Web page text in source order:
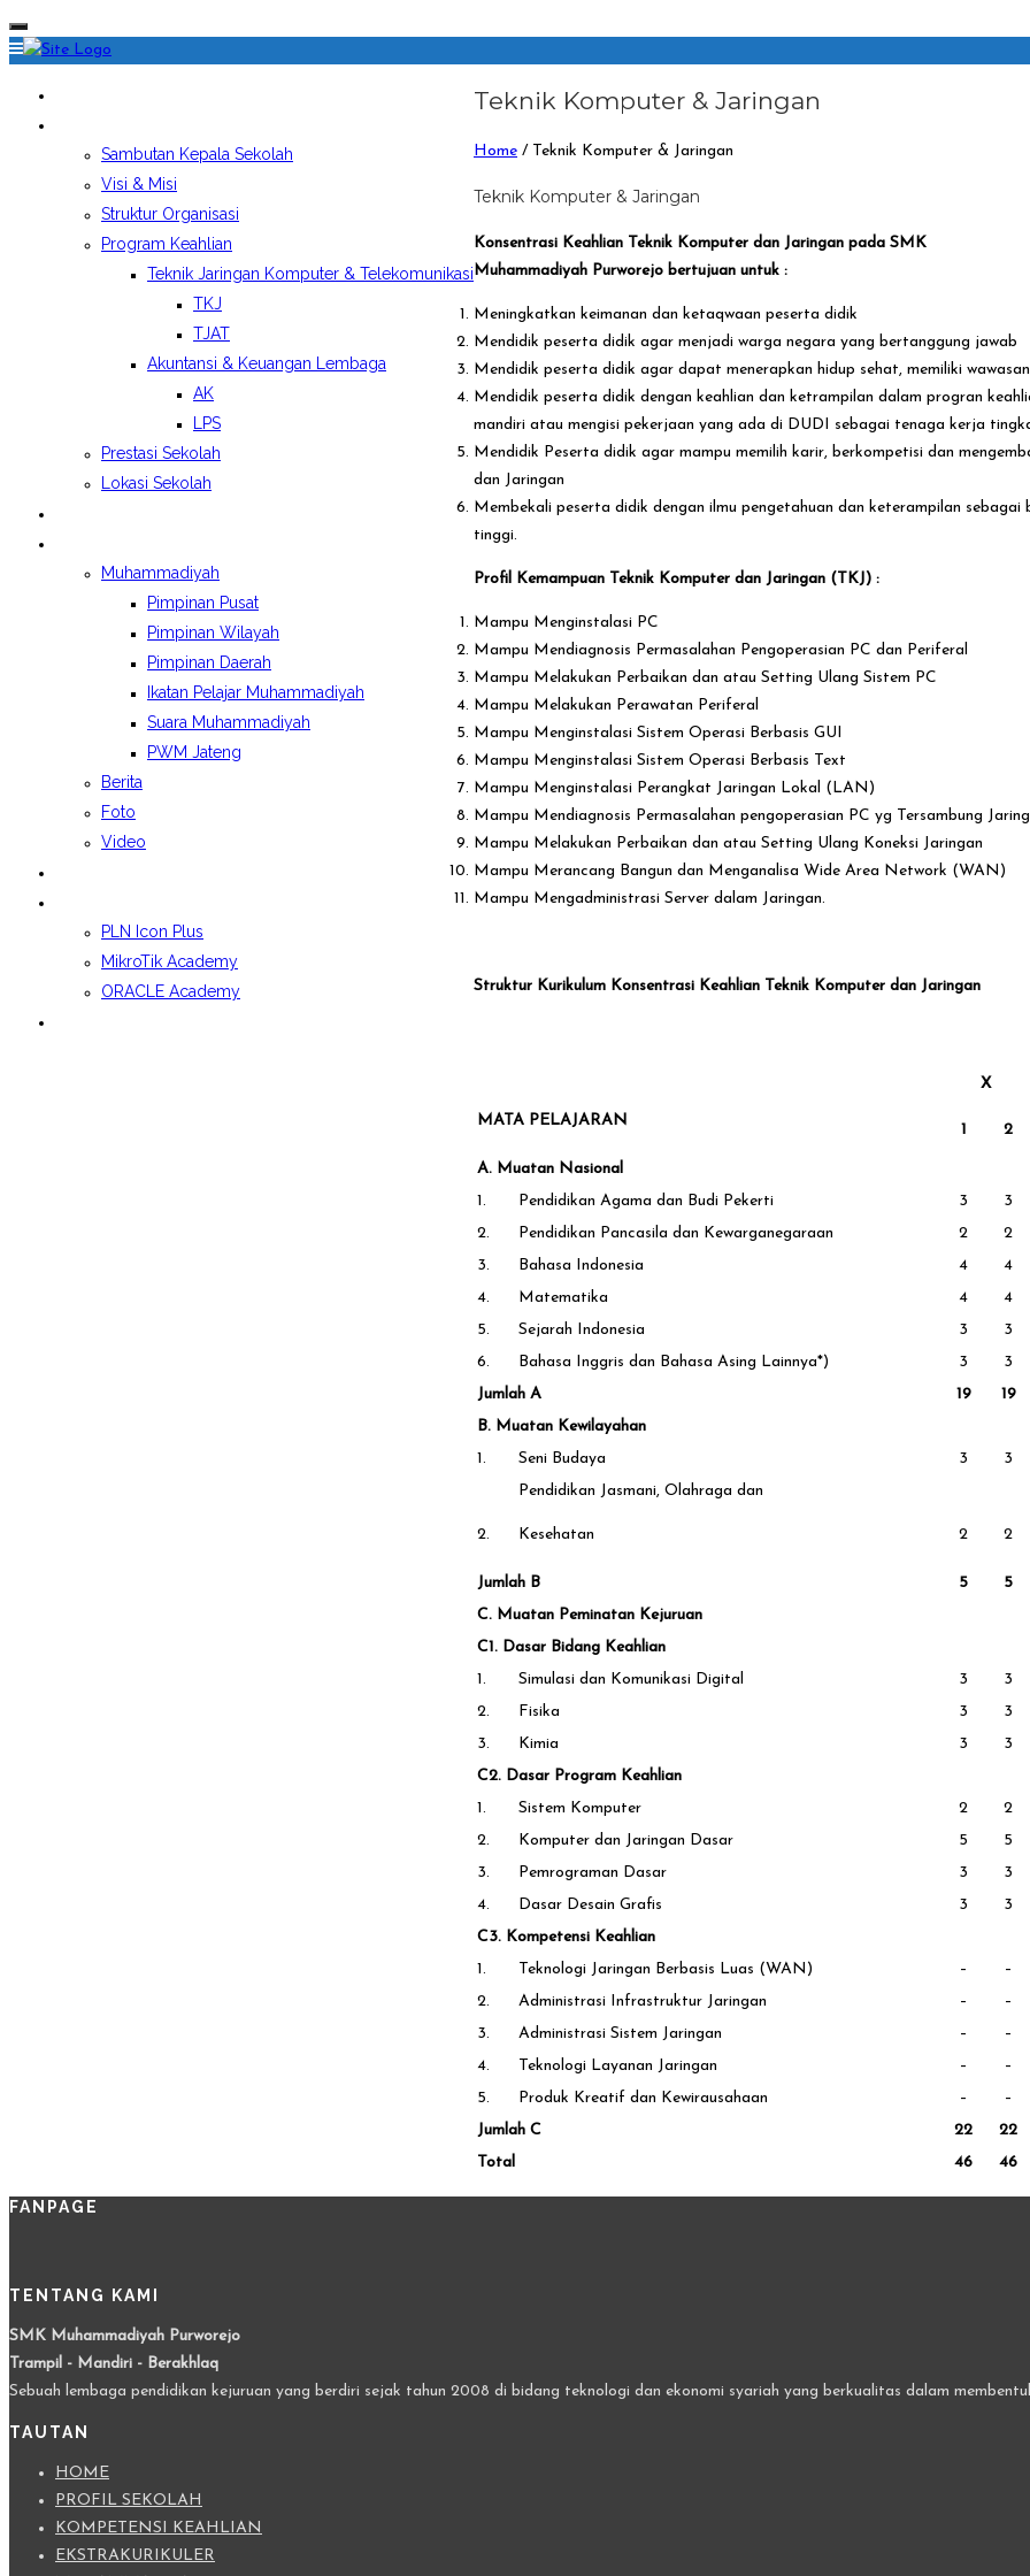
Sambutan Kepala Sekolah
Visi & Misi
Struktur Organisasi
Program Keahlian
Teknik Jaringan Komputer & Telekomunikasi
TKJ
TJAT
Akuntansi & Keuangan Lembaga
AK
LPS
Prestasi Sekolah
Lokasi Sekolah
Muhammadiyah
Pimpinan Pusat
Pimpinan Wilayah
Pimpinan Daerah
Ikatan Pelajar Muhammadiyah
Suara Muhammadiyah
PWM Jateng
Berita
Foto
Video
PLN Icon Plus
MikroTik Academy
ORACLE Academy
Teknik Komputer & Jaringan
Home / Teknik Komputer & Jaringan
Teknik Komputer & Jaringan
Konsentrasi Keahlian Teknik Komputer dan Jaringan pada SMK
Muhammadiyah Purworejo bertujuan untuk :
Meningkatkan keimanan dan ketaqwaan peserta didik
Mendidik peserta didik agar menjadi warga negara yang bertanggung jawab
Mendidik peserta didik agar dapat menerapkan hidup sehat, memiliki
Mendidik peserta didik dengan keahlian dan ketrampilan dalam progran
mandiri atau mengisi pekerjaan yang ada di DUDI sebagai tenaga kerja
Mendidik Peserta didik agar mampu memilih karir, berkompetisi dan
dan Jaringan
Membekali peserta didik dengan ilmu pengetahuan dan keterampilan
tinggi.
Profil Kemampuan Teknik Komputer dan Jaringan (TKJ) :
Mampu Menginstalasi PC
Mampu Mendiagnosis Permasalahan Pengoperasian PC dan Periferal
Mampu Melakukan Perbaikan dan atau Setting Ulang Sistem PC
Mampu Melakukan Perawatan Periferal
Mampu Menginstalasi Sistem Operasi Berbasis GUI
Mampu Menginstalasi Sistem Operasi Berbasis Text
Mampu Menginstalasi Perangkat Jaringan Lokal (LAN)
Mampu Mendiagnosis Permasalahan pengoperasian PC yg Tersambung
Mampu Melakukan Perbaikan dan atau Setting Ulang Koneksi Jaringan
Mampu Merancang Bangun dan Menganalisa Wide Area Network (WAN)
Mampu Mengadministrasi Server dalam Jaringan.
Struktur Kurikulum Konsentrasi Keahlian Teknik Komputer dan Jaringan
MATA PELAJARAN
X
1 2
A. Muatan Nasional
1.
Pendidikan Agama dan Budi Pekerti 3
3
2.
Pendidikan Pancasila dan Kewarganegaraan 2
2
3.
Bahasa Indonesia 4
4
4.
Matematika 4
4
5.
Sejarah Indonesia 3
3
6.
Bahasa Inggris dan Bahasa Asing Lainnya*) 3
3
Jumlah A
19
19
B. Muatan Kewilayahan
1.
Seni Budaya 3 3
2.
Pendidikan Jasmani, Olahraga dan
Kesehatan 2 2
Jumlah B 5
5
C. Muatan Peminatan Kejuruan
C1. Dasar Bidang Keahlian
1.
Simulasi dan Komunikasi Digital 3
3
2.
Fisika 3
3
3.
Kimia 3
3
C2. Dasar Program Keahlian
1.
Sistem Komputer 2
2
2.
Komputer dan Jaringan Dasar 5
5
3.
Pemrograman Dasar 3
3
4.
Dasar Desain Grafis 3
3
C3. Kompetensi Keahlian
1.
Teknologi Jaringan Berbasis Luas (WAN) –
–
2.
Administrasi Infrastruktur Jaringan –
–
3.
Administrasi Sistem Jaringan –
–
4.
Teknologi Layanan Jaringan –
–
5.
Produk Kreatif dan Kewirausahaan –
–
Jumlah C
22
22
Total
46 46
FANPAGE
TENTANG KAMI
SMK Muhammadiyah Purworejo
Trampil - Mandiri - Berakhlaq
Sebuah lembaga pendidikan kejuruan yang berdiri sejak tahun 2008 di bidang teknologi dan ekonomi syariah yang berkualitas dalam
TAUTAN
HOME
PROFIL SEKOLAH
KOMPETENSI KEAHLIAN
EKSTRAKURIKULER